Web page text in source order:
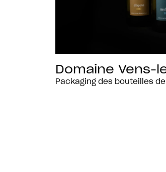
Domaine Vens-
Packaging des bouteilles